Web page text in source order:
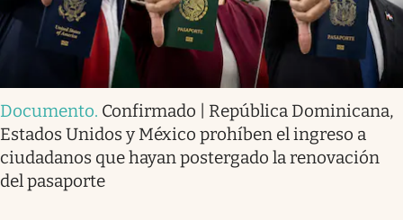
Documento. Confirmado | República Dominicana,
Estados Unidos y México prohíben el ingreso a
ciudadanos que hayan postergado la renovación
del pasaporte